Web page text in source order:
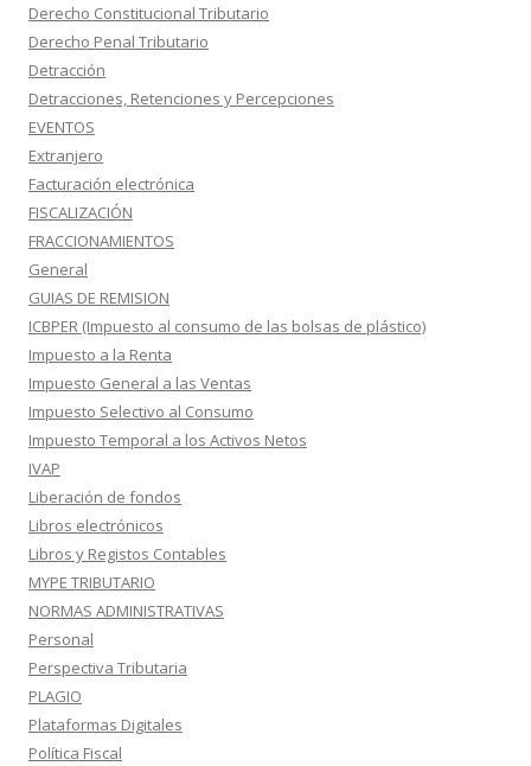
Derecho Constitucional Tributario
Derecho Penal Tributario
Detracción
Detracciones, Retenciones y Percepciones
EVENTOS
Extranjero
Facturación electrónica
FISCALIZACIÓN
FRACCIONAMIENTOS
General
GUIAS DE REMISION
ICBPER (Impuesto al consumo de las bolsas de plástico)
Impuesto a la Renta
Impuesto General a las Ventas
Impuesto Selectivo al Consumo
Impuesto Temporal a los Activos Netos
IVAP
Liberación de fondos
Libros electrónicos
Libros y Registos Contables
MYPE TRIBUTARIO
NORMAS ADMINISTRATIVAS
Personal
Perspectiva Tributaria
PLAGIO
Plataformas Digitales
Política Fiscal